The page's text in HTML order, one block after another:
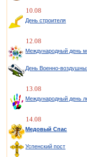
10.08
День строителя
12.08
Международный день
День Военно-
13.08
Международный день
14.08
Медовый Спас
Успенский пост